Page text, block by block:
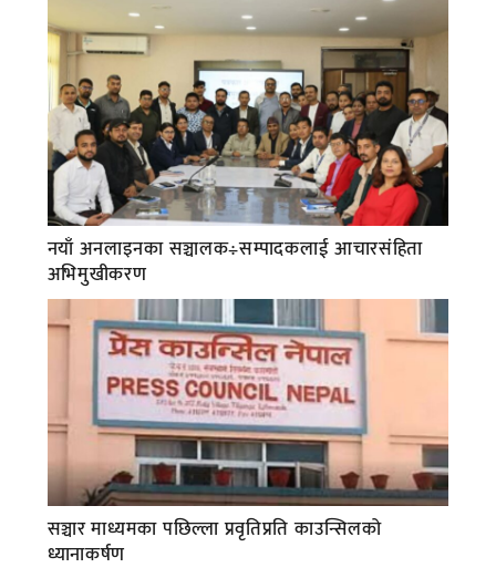
नयाँ अनलाइनका सञ्चालक÷सम्पादकलाई आचारसंहिता
अभिमुखीकरण
सञ्चार माध्यमका पछिल्ला प्रवृतिप्रति काउन्सिलको
ध्यानाकर्षण